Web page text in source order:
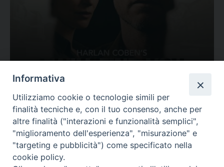
Valutazione
Complesso, Problematico
Tematica: Amore-Sentimenti, Carcere...
Informativa
Utilizziamo cookie o tecnologie simili per
finalità tecniche e, con il tuo consenso, anche per
altre finalità ("interazioni e funzionalità semplici",
"miglioramento dell'esperienza", "misurazione" e
"targeting e pubblicità") come specificato nella
cookie policy.